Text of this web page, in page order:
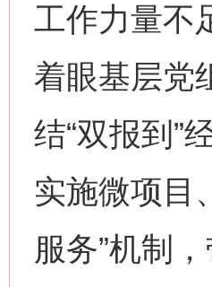
工作力量不
着眼基层党
结“双报到”
实施微项目
服务”机制